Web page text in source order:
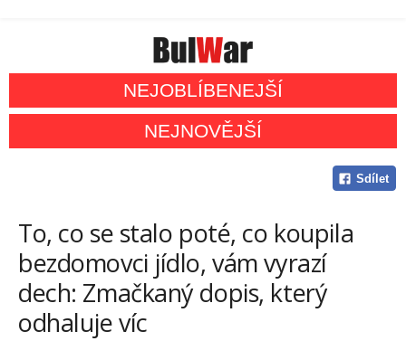
NEJOBLÍBENEJŠÍ
NEJNOVĚJŠÍ
Sdílet
To, co se stalo poté, co koupila
bezdomovci jídlo, vám vyrazí
dech: Zmačkaný dopis, který
odhaluje víc